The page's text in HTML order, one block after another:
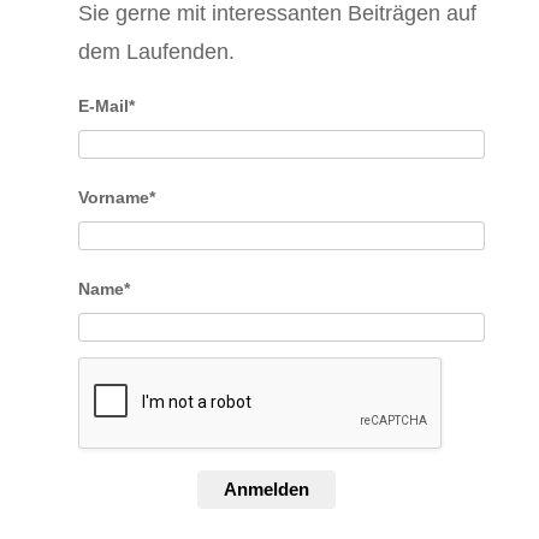
Sie gerne mit interessanten Beiträgen auf
dem Laufenden.
E-Mail*
Vorname*
Name*
Anmelden